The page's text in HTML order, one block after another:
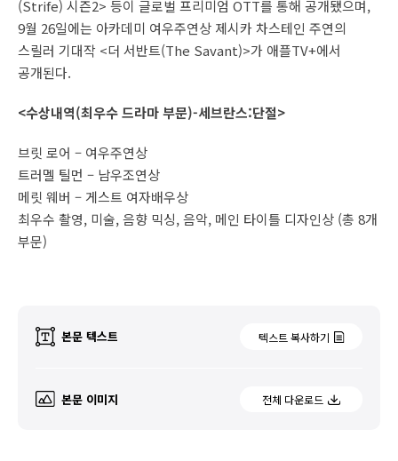
(Strife) 시즌2> 등이 글로벌 프리미엄 OTT를 통해 공개됐으며,
9월 26일에는 아카데미 여우주연상 제시카 차스테인 주연의
스릴러 기대작 <더 서반트(The Savant)>가 애플TV+에서
공개된다.
<수상내역(최우수 드라마 부문)-세브란스:단절>
브릿 로어 – 여우주연상
트러멜 틸먼 – 남우조연상
메릿 웨버 – 게스트 여자배우상
최우수 촬영, 미술, 음향 믹싱, 음악, 메인 타이틀 디자인상 (총 8개
부문)
본문 텍스트 텍스트 복사하기
본문 이미지 전체 다운로드